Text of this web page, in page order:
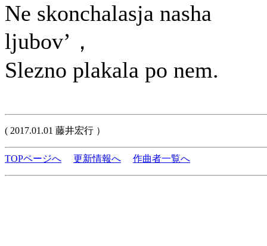
Ne skonchalasja nasha
ljubov’，
Slezno plakala po nem.
( 2017.01.01 藤井宏行 ）
TOPページへ 更新情報へ 作曲者一覧へ